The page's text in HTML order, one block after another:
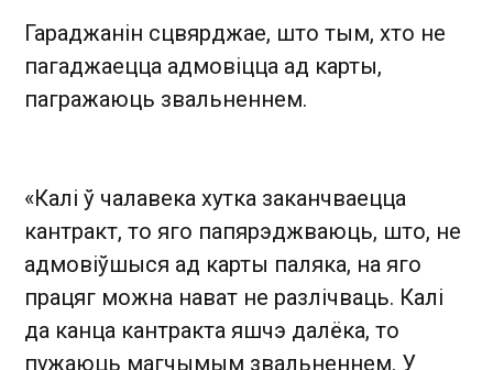
Гараджанін сцвярджае, што тым, хто не
пагаджаецца адмовіцца ад карты,
пагражаюць звальненнем.
«Калі ў чалавека хутка заканчваецца
кантракт, то яго папярэджваюць, што, не
адмовіўшыся ад карты паляка, на яго
працяг можна нават не разлічваць. Калі
да канца кантракта яшчэ далёка, то
пужаюць магчымым звальненнем. У